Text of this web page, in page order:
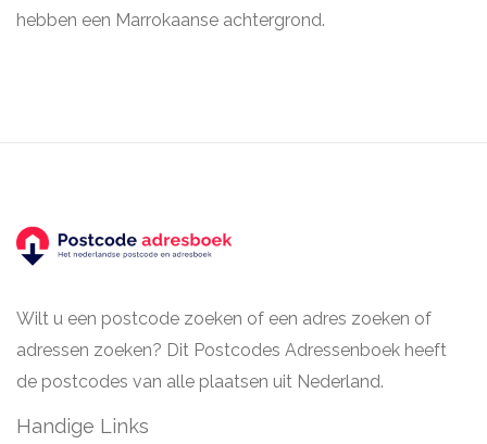
hebben een Marrokaanse achtergrond.
Wilt u een postcode zoeken of een adres zoeken of
adressen zoeken? Dit Postcodes Adressenboek heeft
de postcodes van alle plaatsen uit Nederland.
Handige Links